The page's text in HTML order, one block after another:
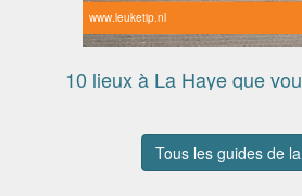
www.leuketip.nl
10 lieux à La Haye que
Tous les guides de